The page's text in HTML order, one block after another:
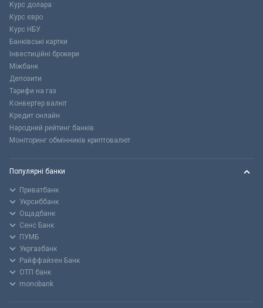
Курс долара
Курс євро
Курс НБУ
Банківські картки
Інвестиційні брокери
Міжбанк
Депозити
Тарифи на газ
Конвертер валют
Кредит онлайн
Народний рейтинг банків
Моніторинг обмінників криптовалют
Популярні банки
Приватбанк
Укрсиббанк
Ощадбанк
Сенс Банк
ПУМБ
Укргазбанк
Райффайзен Банк
ОТП банк
monobank